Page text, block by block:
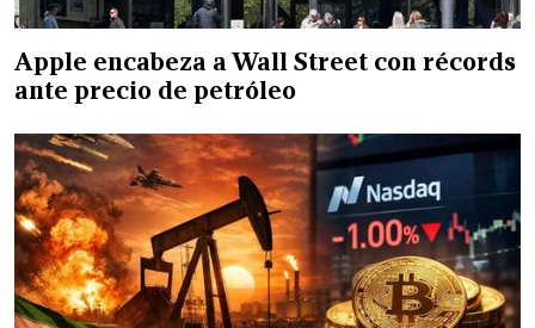
Apple encabeza a Wall Street con récords
ante precio de petróleo